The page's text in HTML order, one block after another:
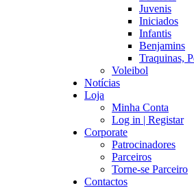
Juvenis
Iniciados
Infantis
Benjamins
Traquinas,
Voleibol
Notícias
Loja
Minha Conta
Log in | Registar
Corporate
Patrocinadores
Parceiros
Torne-se Parceiro
Contactos